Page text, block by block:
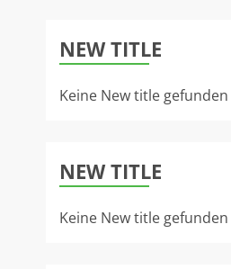
NEW TITLE
Keine New title gefunden
NEW TITLE
Keine New title gefunden